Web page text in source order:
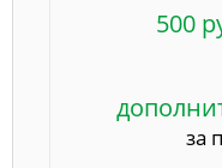
500
за